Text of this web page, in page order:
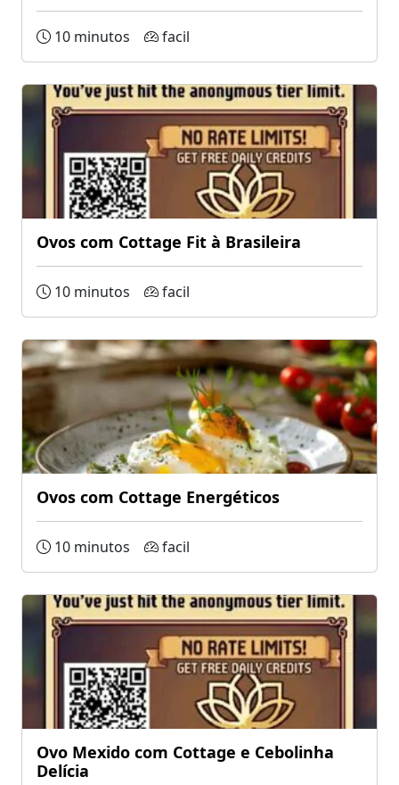
10 minutos facil
Ovos com Cottage Fit à Brasileira
10 minutos facil
Ovos com Cottage Energéticos
10 minutos facil
Ovo Mexido com Cottage e Cebolinha
Delícia